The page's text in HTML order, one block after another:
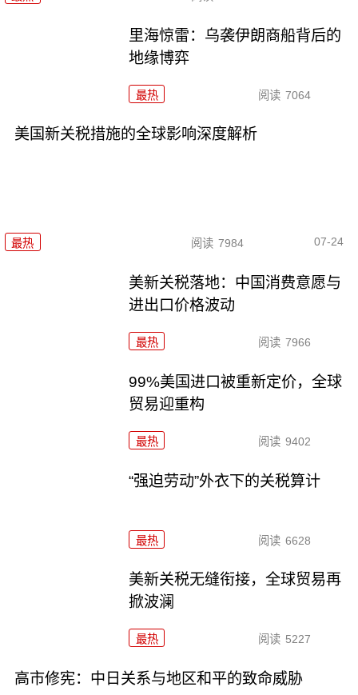
里海惊雷：乌袭伊朗商船背后的
地缘博弈
最热 阅读 7064
美国新关税措施的全球影响深度解析
最热 阅读 7984 07-24
美新关税落地：中国消费意愿与
进出口价格波动
最热 阅读 7966
99%美国进口被重新定价，全球
贸易迎重构
最热 阅读 9402
“强迫劳动”外衣下的关税算计
最热 阅读 6628
美新关税无缝衔接，全球贸易再
掀波澜
最热 阅读 5227
高市修宪：中日关系与地区和平的致命威胁